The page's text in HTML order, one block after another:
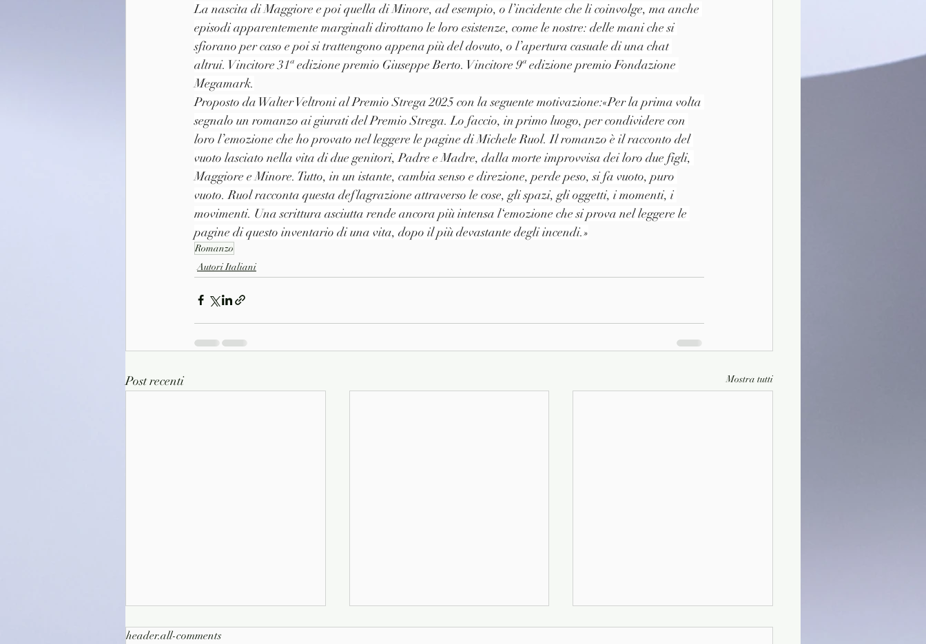
La nascita di Maggiore e poi quella di Minore, ad esempio, o l’incidente che li coinvolge, ma anche
episodi apparentemente marginali dirottano le loro esistenze, come le nostre: delle mani che si
sfiorano per caso e poi si trattengono appena più del dovuto, o l’apertura casuale di una chat
altrui. Vincitore 31ª edizione premio Giuseppe Berto. Vincitore 9ª edizione premio Fondazione
Megamark.
Proposto da Walter Veltroni al Premio Strega 2025 con la seguente motivazione:«Per la prima volta
segnalo un romanzo ai giurati del Premio Strega. Lo faccio, in primo luogo, per condividere con
loro l’emozione che ho provato nel leggere le pagine di Michele Ruol. Il romanzo è il racconto del
vuoto lasciato nella vita di due genitori, Padre e Madre, dalla morte improvvisa dei loro due figli,
Maggiore e Minore. Tutto, in un istante, cambia senso e direzione, perde peso, si fa vuoto, puro
vuoto. Ruol racconta questa deflagrazione attraverso le cose, gli spazi, gli oggetti, i momenti, i
movimenti. Una scrittura asciutta rende ancora più intensa l‘emozione che si prova nel leggere le
pagine di questo inventario di una vita, dopo il più devastante degli incendi.»
Romanzo
Autori Italiani
Post recenti Mostra tutti
header.all-comments